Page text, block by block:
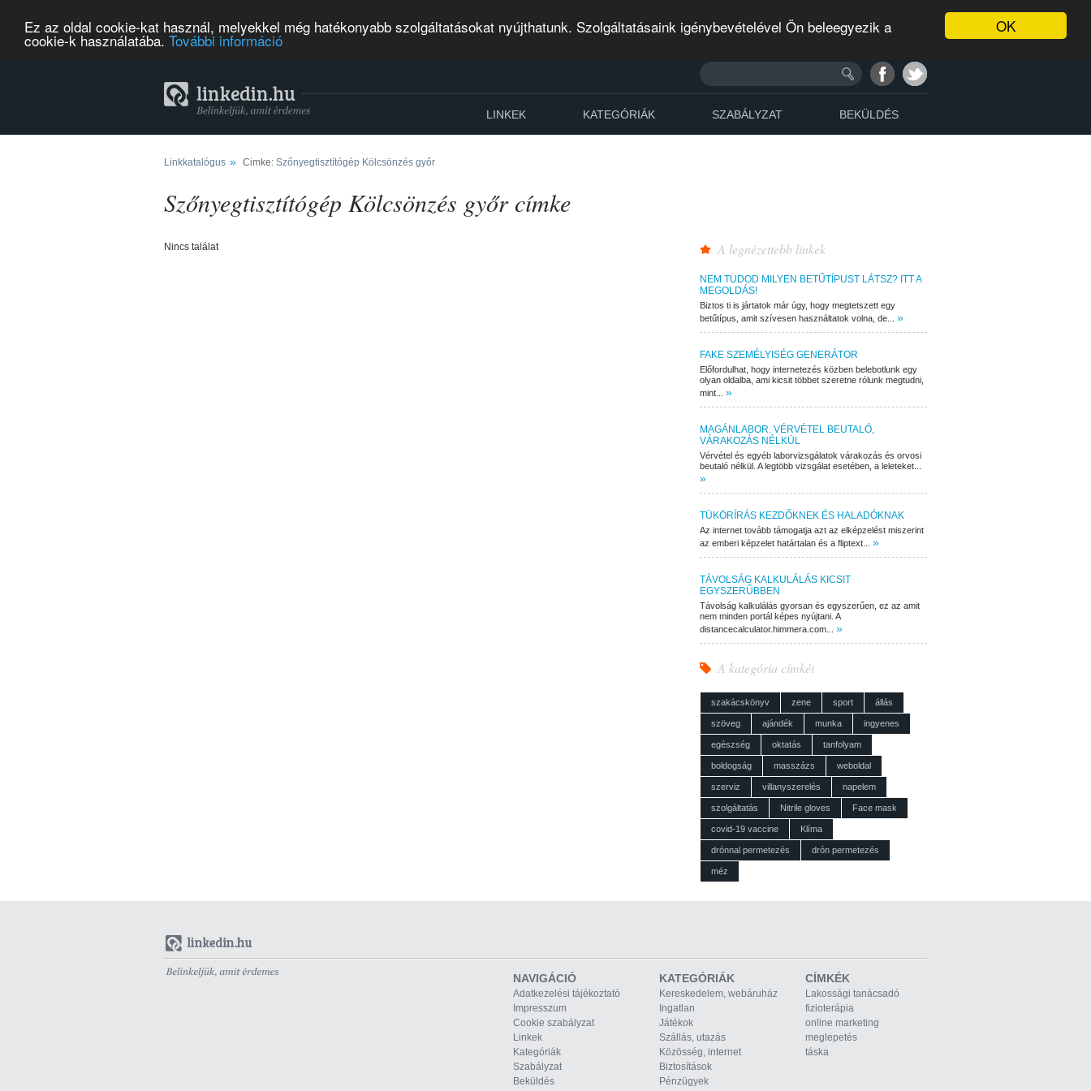
OK
Ez az oldal cookie-kat használ, melyekkel még hatékonyabb szolgáltatásokat nyújthatunk. Szolgáltatásaink igénybevételével Ön beleegyezik a
cookie-k használatába. További információ
LINKEK KATEGÓRIÁK SZABÁLYZAT BEKÜLDÉS
Linkkatalógus » Cimke: Szőnyegtisztítógép Kölcsönzés győr
Szőnyegtisztítógép Kölcsönzés győr címke
Nincs találat A legnézettebb linkek
NEM TUDOD MILYEN BETŰTÍPUST LÁTSZ? ITT A
MEGOLDÁS!
Biztos ti is jártatok már úgy, hogy megtetszett egy
betűtípus, amit szívesen használtatok volna, de... »
FAKE SZEMÉLYISÉG GENERÁTOR
Előfordulhat, hogy internetezés közben belebotlunk egy
olyan oldalba, ami kicsit többet szeretne rólunk megtudni,
mint... »
MAGÁNLABOR. VÉRVÉTEL BEUTALÓ,
VÁRAKOZÁS NÉLKÜL
Vérvétel és egyéb laborvizsgálatok várakozás és orvosi
beutaló nélkül. A legtöbb vizsgálat esetében, a leleteket...
»
TÜKÖRÍRÁS KEZDŐKNEK ÉS HALADÓKNAK
Az internet tovább támogatja azt az elképzelést miszerint
az emberi képzelet határtalan és a fliptext... »
TÁVOLSÁG KALKULÁLÁS KICSIT
EGYSZERŰBBEN
Távolság kalkulálás gyorsan és egyszerűen, ez az amit
nem minden portál képes nyújtani. A
distancecalculator.himmera.com... »
A kategória címkéi
szakácskönyv zene sport állás
szöveg ajándék munka ingyenes
egészség oktatás tanfolyam
boldogság masszázs weboldal
szerviz villanyszerelés napelem
szolgáltatás Nitrile gloves Face mask
covid-19 vaccine Klíma
drónnal permetezés drón permetezés
méz
NAVIGÁCIÓ
Adatkezelési tájékoztató
Impresszum
Cookie szabályzat
Linkek
Kategóriák
Szabályzat
Beküldés
KATEGÓRIÁK
Kereskedelem, webáruház
Ingatlan
Játékok
Szállás, utazás
Közösség, internet
Biztosítások
Pénzügyek
CÍMKÉK
Lakossági tanácsadó
fizioterápia
online marketing
meglepetés
táska